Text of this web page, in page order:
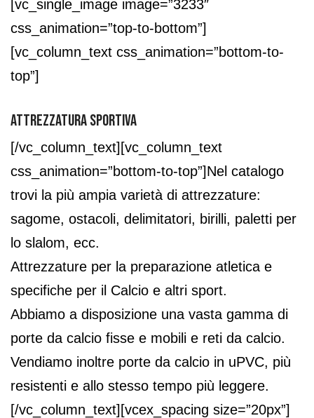
[vc_single_image image=”3233″
css_animation=”top-to-bottom”]
[vc_column_text css_animation=”bottom-to-
top”]
ATTREZZATURA SPORTIVA
[/vc_column_text][vc_column_text
css_animation=”bottom-to-top”]Nel catalogo
trovi la più ampia varietà di attrezzature:
sagome, ostacoli, delimitatori, birilli, paletti per
lo slalom, ecc.
Attrezzature per la preparazione atletica e
specifiche per il Calcio e altri sport.
Abbiamo a disposizione una vasta gamma di
porte da calcio fisse e mobili e reti da calcio.
Vendiamo inoltre porte da calcio in uPVC, più
resistenti e allo stesso tempo più leggere.
[/vc_column_text][vcex_spacing size=”20px”]